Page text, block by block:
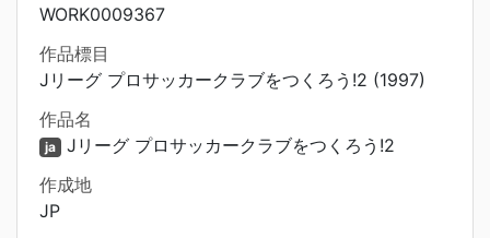
WORK0009367
作品標目
Jリーグ プロサッカークラブをつくろう!2 (1997)
作品名
ja Jリーグ プロサッカークラブをつくろう!2
作成地
JP